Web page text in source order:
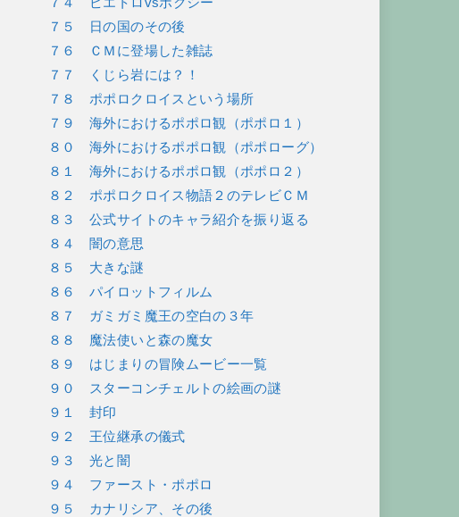
７５ 日の国のその後
７６ ＣＭに登場した雑誌
７７ くじら岩には？！
７８ ポポロクロイスという場所
７９ 海外におけるポポロ観（ポポロ１）
８０ 海外におけるポポロ観（ポポローグ）
８１ 海外におけるポポロ観（ポポロ２）
８２ ポポロクロイス物語２のテレビＣＭ
８３ 公式サイトのキャラ紹介を振り返る
８４ 闇の意思
８５ 大きな謎
８６ パイロットフィルム
８７ ガミガミ魔王の空白の３年
８８ 魔法使いと森の魔女
８９ はじまりの冒険ムービー一覧
９０ スターコンチェルトの絵画の謎
９１ 封印
９２ 王位継承の儀式
９３ 光と闇
９４ ファースト・ポポロ
９５ カナリシア、その後